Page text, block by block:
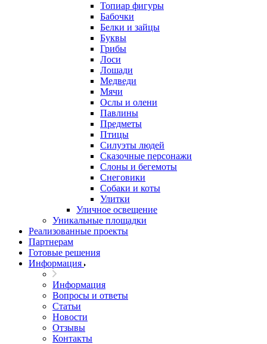
Топиар фигуры
Бабочки
Белки и зайцы
Буквы
Грибы
Лоси
Лошади
Медведи
Мячи
Ослы и олени
Павлины
Предметы
Птицы
Силуэты людей
Сказочные персонажи
Слоны и бегемоты
Снеговики
Собаки и коты
Улитки
Уличное освещение
Уникальные площадки
Реализованные проекты
Партнерам
Готовые решения
Информация
Информация
Вопросы и ответы
Статьи
Новости
Отзывы
Контакты